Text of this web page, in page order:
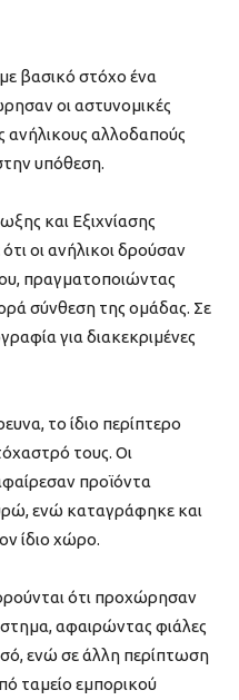
βασικό στόχο ένα
οι αστυνομικές
ανήλικους αλλοδαπούς
υπόθεση.
και Εξιχνίασης
οι ανήλικοι δρούσαν
πραγματοποιώντας
σύνθεση της ομάδας. Σε
για διακεκριμένες
το ίδιο περίπτερο
τους. Οι
προϊόντα
ενώ καταγράφηκε και
ίδιο χώρο.
ότι προχώρησαν
αφαιρώντας φιάλες
ενώ σε άλλη περίπτωση
ταμείο εμπορικού